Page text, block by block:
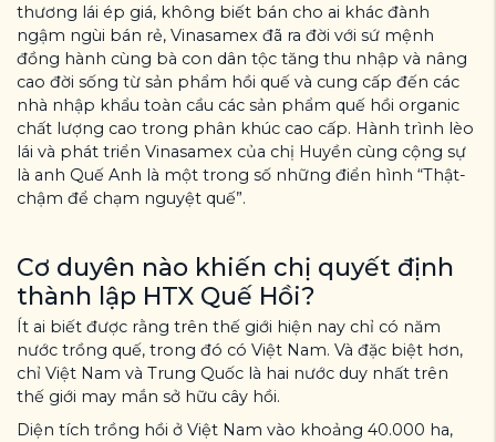
thương lái ép giá, không biết bán cho ai khác đành
ngậm ngùi bán rẻ, Vinasamex đã ra đời với sứ mệnh
đồng hành cùng bà con dân tộc tăng thu nhập và nâng
cao đời sống từ sản phẩm hồi quế và cung cấp đến các
nhà nhập khẩu toàn cầu các sản phẩm quế hồi organic
chất lượng cao trong phân khúc cao cấp. Hành trình lèo
lái và phát triển Vinasamex của chị Huyền cùng cộng sự
là anh Quế Anh là một trong số những điển hình “Thật-
chậm để chạm nguyệt quế”.
Cơ duyên nào khiến chị quyết định
thành lập HTX Quế Hồi?
Ít ai biết được rằng trên thế giới hiện nay chỉ có năm
nước trồng quế, trong đó có Việt Nam. Và đặc biệt hơn,
chỉ Việt Nam và Trung Quốc là hai nước duy nhất trên
thế giới may mắn sở hữu cây hồi.
Diện tích trồng hồi ở Việt Nam vào khoảng 40.000 ha,